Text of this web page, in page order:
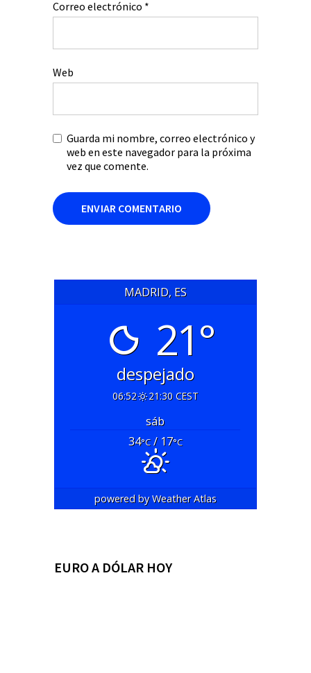
Correo electrónico *
Web
Guarda mi nombre, correo electrónico y
web en este navegador para la próxima
vez que comente.
MADRID, ES
21°
despejado
06:52 21:30 CEST
sáb
34°C/ 17°C
powered byWeather Atlas
EURO A DÓLAR HOY